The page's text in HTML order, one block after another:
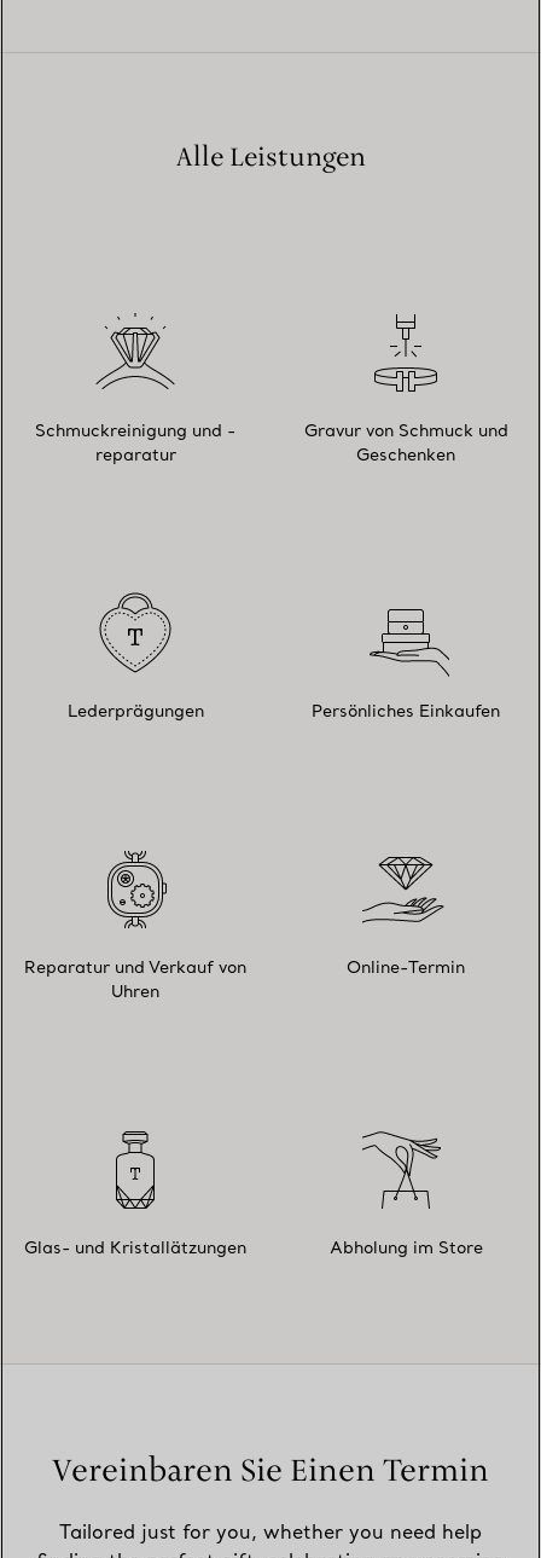
Alle Leistungen
Schmuckreinigung und -
reparatur
Gravur von Schmuck und
Geschenken
Lederprägungen Persönliches Einkaufen
Reparatur und Verkauf von
Uhren
Online-Termin
Glas- und Kristallätzungen Abholung im Store
Vereinbaren Sie Einen Termin
Tailored just for you, whether you need help